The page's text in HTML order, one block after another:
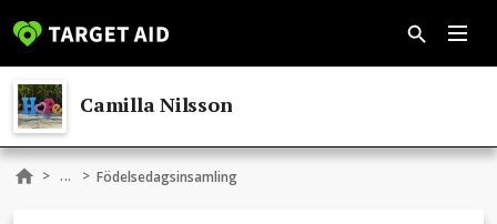
Camilla Nilsson
> ... > Födelsedagsinsamling